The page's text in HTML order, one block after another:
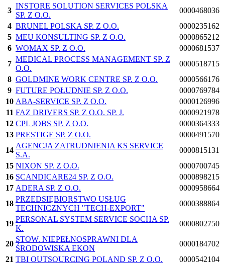
3
INSTORE SOLUTION SERVICES POLSKA
SP. Z O.O.
0000468036
4 BRUNEL POLSKA SP. Z O.O.
0000235162
5 MEU KONSULTING SP. Z O.O.
0000865212
6 WOMAX SP. Z O.O.
0000681537
7
MEDICAL PROCESS MANAGEMENT SP. Z
O.O.
0000518715
8 GOLDMINE WORK CENTRE SP. Z O.O.
0000566176
9 FUTURE POŁUDNIE SP. Z O.O.
0000769784
10 ABA-SERVICE SP. Z O.O.
0000126996
11 FAZ DRIVERS SP. Z O.O. SP. J.
0000921978
12 CPL JOBS SP. Z O.O.
0000364333
13 PRESTIGE SP. Z O.O.
0000491570
14
AGENCJA ZATRUDNIENIA KS SERVICE
S.A.
0000815131
15 NIXON SP. Z O.O.
0000700745
16 SCANDICARE24 SP. Z O.O.
0000898215
17 ADERA SP. Z O.O.
0000958664
18
PRZEDSIĘBIORSTWO USŁUG
TECHNICZNYCH "TECH-EXPORT"
0000388864
19
PERSONAL SYSTEM SERVICE SOCHA SP.
K.
0000802750
20
STOW. NIEPEŁNOSPRAWNI DLA
ŚRODOWISKA EKON
0000184702
21 TBI OUTSOURCING POLAND SP. Z O.O. 0000542104